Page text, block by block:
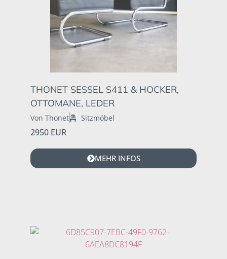
THONET SESSEL S411 & HOCKER,
OTTOMANE, LEDER
Von Thonet Sitzmöbel
2950 EUR
MEHR INFOS